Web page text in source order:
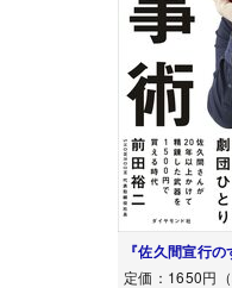
『佐久間宣行
定価：1650円（